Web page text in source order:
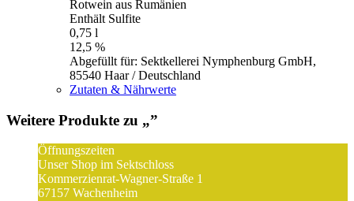
Rotwein aus Rumänien
Enthält Sulfite
0,75 l
12,5 %
Abgefüllt für: Sektkellerei Nymphenburg GmbH,
85540 Haar / Deutschland
Zutaten & Nährwerte
Weitere Produkte zu „”
Öffnungszeiten
Unser Shop im Sektschloss
Kommerzienrat-Wagner-Straße 1
67157 Wachenheim